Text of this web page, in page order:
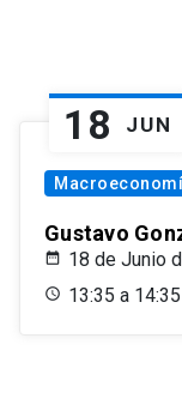
18 JUN
Gustavo
18 de Junio
13:35 a 14:35